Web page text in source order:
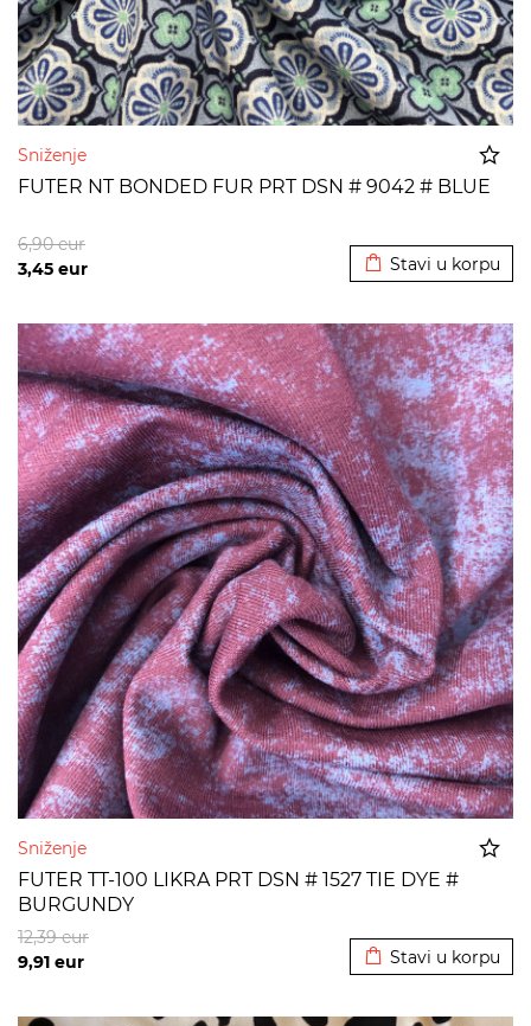
Sniženje
FUTER NT BONDED FUR PRT DSN # 9042 # BLUE
3,45 eur
6,90eur
Stavi u korpu
Sniženje
FUTER TT-100 LIKRA PRT DSN # 1527 TIE DYE #
BURGUNDY
9,91 eur
12,39eur
Stavi u korpu